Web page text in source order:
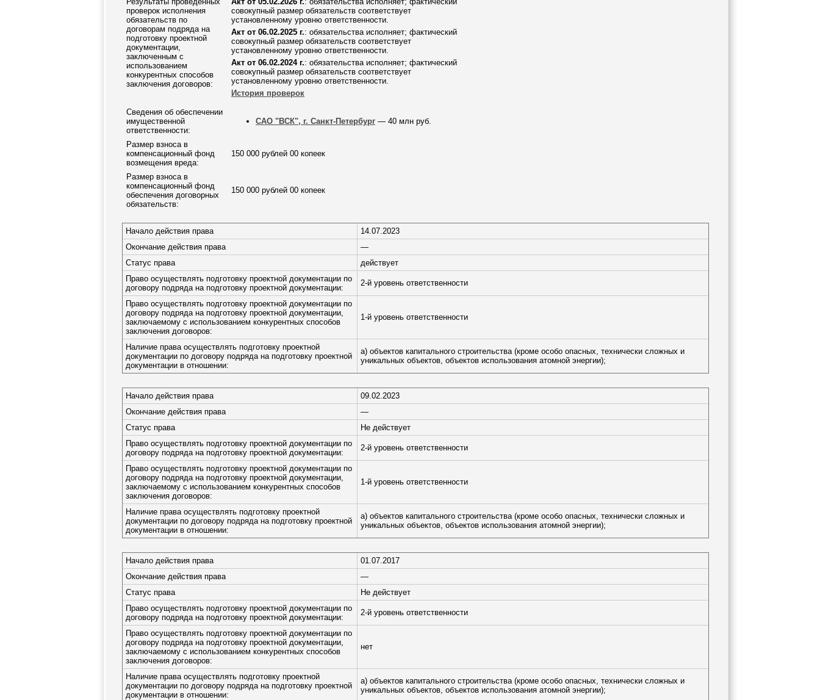
проверок исполнения
обязательств по
договорам подряда на
подготовку проектной
документации,
заключенным с
использованием
конкурентных способов
заключения договоров:
совокупный размер обязательств соответствует
установленному уровню ответственности.
Акт от 06.02.2025 г.: обязательства исполняет; фактический
совокупный размер обязательств соответствует
установленному уровню ответственности.
Акт от 06.02.2024 г.: обязательства исполняет; фактический
совокупный размер обязательств соответствует
установленному уровню ответственности.
История проверок
Сведения об обеспечении
имущественной
ответственности:
САО "ВСК", г. Санкт-Петербург — 40 млн руб.
Размер взноса в
компенсационный фонд
возмещения вреда:
150 000 рублей 00 копеек
Размер взноса в
компенсационный фонд
обеспечения договорных
обязательств:
150 000 рублей 00 копеек
Начало действия права
14.07.2023
Окончание действия права
—
Статус права
действует
Право осуществлять подготовку проектной документации по
договору подряда на подготовку проектной документации:
2-й уровень ответственности
Право осуществлять подготовку проектной документации по
договору подряда на подготовку проектной документации,
заключаемому с использованием конкурентных способов
заключения договоров:
1-й уровень ответственности
Наличие права осуществлять подготовку проектной
документации по договору подряда на подготовку проектной
документации в отношении:
а) объектов капитального строительства (кроме особо опасных, технически сложных и
уникальных объектов, объектов использования атомной энергии);
Начало действия права
09.02.2023
Окончание действия права
—
Статус права
Не действует
Право осуществлять подготовку проектной документации по
договору подряда на подготовку проектной документации:
2-й уровень ответственности
Право осуществлять подготовку проектной документации по
договору подряда на подготовку проектной документации,
заключаемому с использованием конкурентных способов
заключения договоров:
1-й уровень ответственности
Наличие права осуществлять подготовку проектной
документации по договору подряда на подготовку проектной
документации в отношении:
а) объектов капитального строительства (кроме особо опасных, технически сложных и
уникальных объектов, объектов использования атомной энергии);
Начало действия права
01.07.2017
Окончание действия права
—
Статус права
Не действует
Право осуществлять подготовку проектной документации по
договору подряда на подготовку проектной документации:
2-й уровень ответственности
Право осуществлять подготовку проектной документации по
договору подряда на подготовку проектной документации,
заключаемому с использованием конкурентных способов
заключения договоров:
нет
Наличие права осуществлять подготовку проектной
документации по договору подряда на подготовку проектной
документации в отношении:
а) объектов капитального строительства (кроме особо опасных, технически сложных и
уникальных объектов, объектов использования атомной энергии);